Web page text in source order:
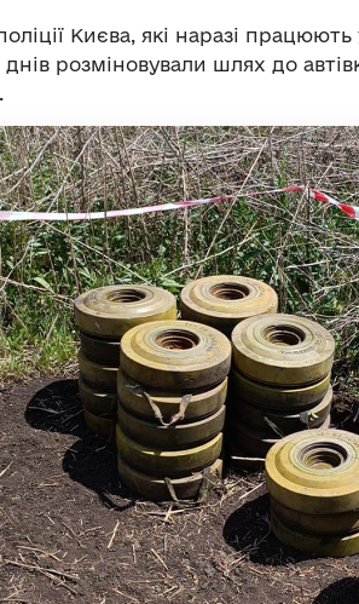
Києва, які наразі
розміновували шлях до